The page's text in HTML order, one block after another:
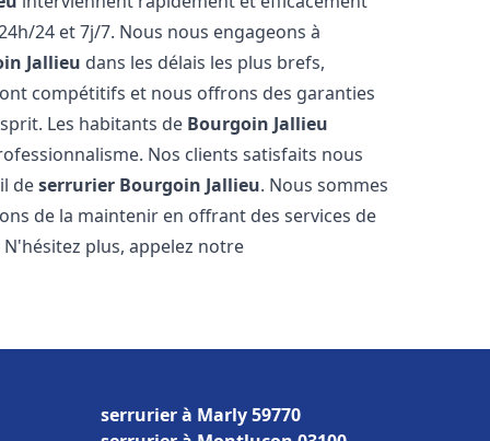
24 et 7j/7. Nous nous engageons à
Jallieu dans les délais les plus brefs,
compétitifs et nous offrons des garanties
Les habitants de Bourgoin Jallieu
Nos clients satisfaits nous
deserrurier Bourgoin Jallieu. Nous sommes
de la maintenir en offrant des services de
plus, appelez notre
serrurier à Marly 59770